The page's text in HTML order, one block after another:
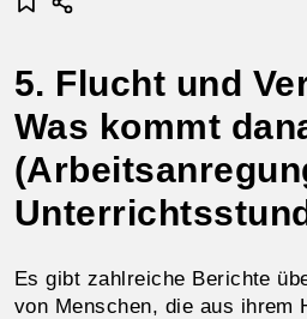
5. Flucht und
Was kommt
Es gibt zahlreiche Berichte
von Menschen, die aus ihrem